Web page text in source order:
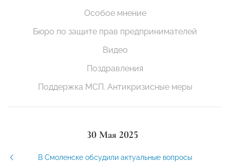
Особое мнение
Бюро по защите прав предпринимателей
Видео
Поздравления
Поддержка МСП. Антикризисные меры
30 Мая 2025
В Смоленске обсудили актуальные вопросы